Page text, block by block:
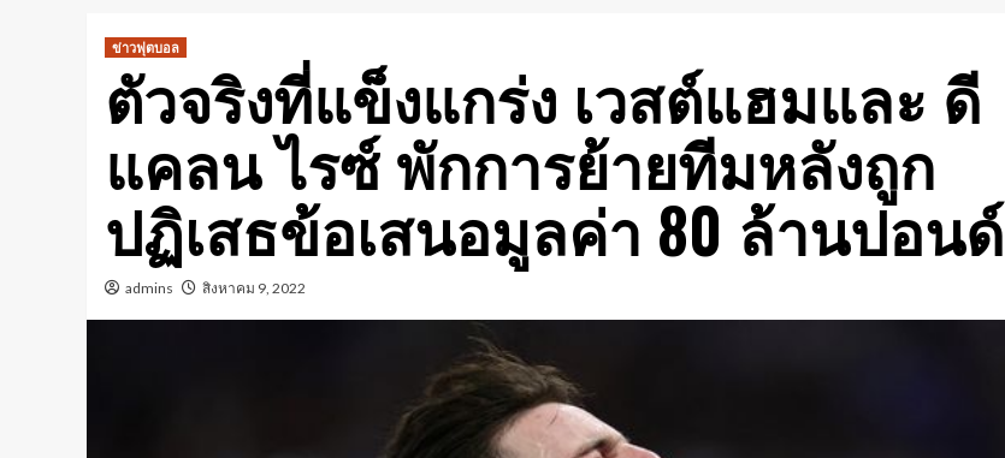
ข่าวฟุตบอล
ตัวจริงที่แข็งแกร่ง ‎เวสต์แฮมและ ดี
แคลน ไรซ์ พักการย้ายทีมหลังถูก
ปฏิเสธข้อเสนอมูลค่า 80 ล้านปอนด์‎
admins สิงหาคม 9, 2022